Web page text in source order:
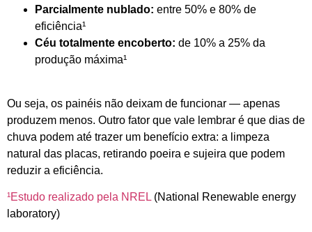
Parcialmente nublado: entre 50% e 80% de
eficiência¹
Céu totalmente encoberto: de 10% a 25% da
produção máxima¹
Ou seja, os painéis não deixam de funcionar — apenas
produzem menos. Outro fator que vale lembrar é que dias de
chuva podem até trazer um benefício extra: a limpeza
natural das placas, retirando poeira e sujeira que podem
reduzir a eficiência.
¹Estudo realizado pela NREL (National Renewable energy
laboratory)